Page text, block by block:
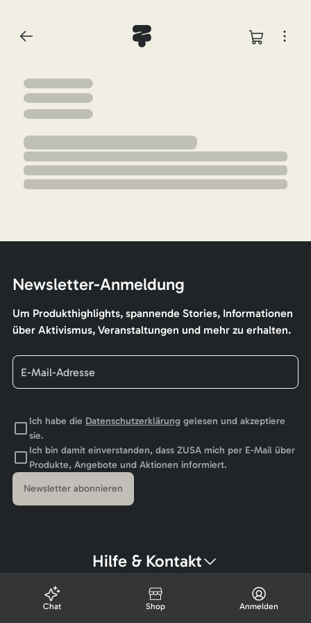
Newsletter-Anmeldung
Um Produkthighlights, spannende Stories, Informationen
über Aktivismus, Veranstaltungen und mehr zu erhalten.
Ich habe die Datenschutzerklärunggelesen und akzeptiere
sie.
Ich bin damit einverstanden, dass ZUSA mich per E-Mail über
Produkte, Angebote und Aktionen informiert.
Newsletter abonnieren
Hilfe & Kontakt
Chat Shop Anmelden